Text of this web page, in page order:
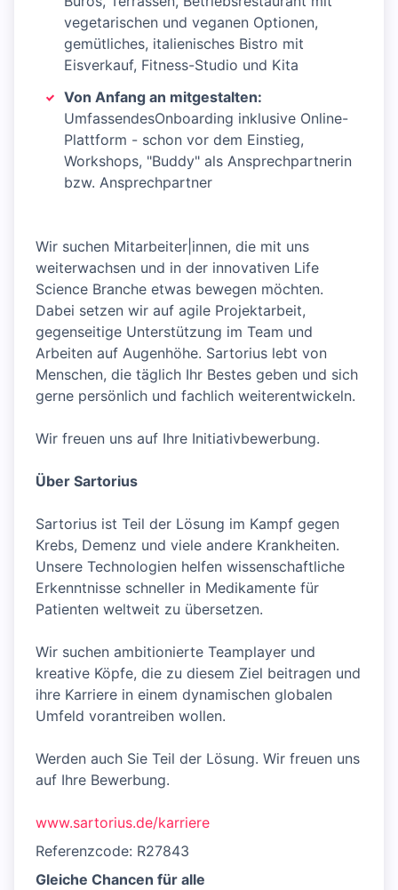
vegetarischen und veganen Optionen,
gemütliches, italienisches Bistro mit
Eisverkauf, Fitness-Studio und Kita
Von Anfang an mitgestalten:
UmfassendesOnboarding inklusive Online-
Plattform - schon vor dem Einstieg,
Workshops, "Buddy" als Ansprechpartnerin
bzw. Ansprechpartner
Wir suchen Mitarbeiter|innen, die mit uns
weiterwachsen und in der innovativen Life
Science Branche etwas bewegen möchten.
Dabei setzen wir auf agile Projektarbeit,
gegenseitige Unterstützung im Team und
Arbeiten auf Augenhöhe. Sartorius lebt von
Menschen, die täglich Ihr Bestes geben und sich
gerne persönlich und fachlich weiterentwickeln.
Wir freuen uns auf Ihre Initiativbewerbung.
Über Sartorius
Sartorius ist Teil der Lösung im Kampf gegen
Krebs, Demenz und viele andere Krankheiten.
Unsere Technologien helfen wissenschaftliche
Erkenntnisse schneller in Medikamente für
Patienten weltweit zu übersetzen.
Wir suchen ambitionierte Teamplayer und
kreative Köpfe, die zu diesem Ziel beitragen und
ihre Karriere in einem dynamischen globalen
Umfeld vorantreiben wollen.
Werden auch Sie Teil der Lösung. Wir freuen uns
auf Ihre Bewerbung.
www.sartorius.de/karriere
Referenzcode: R27843
Gleiche Chancen für alle